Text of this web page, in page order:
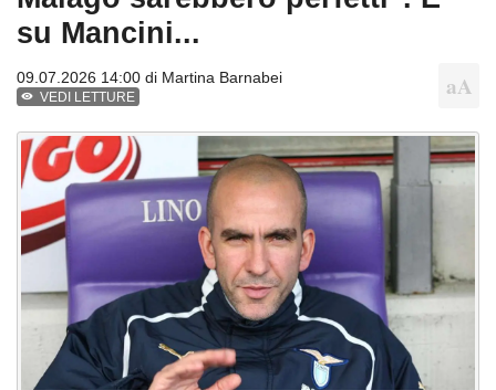
su Mancini...
09.07.2026 14:00 di Martina Barnabei
VEDI LETTURE